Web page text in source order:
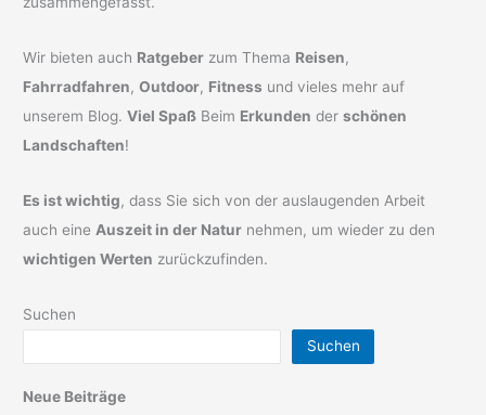
Wir bieten auch Ratgeber zum Thema Reisen,
Fahrradfahren,Outdoor, Fitness und vieles mehr auf
unserem Blog.Viel Spaß Beim Erkunden derschönen
Landschaften!
Es ist wichtig, dass Sie sich von der auslaugenden Arbeit
auch eine Auszeit in der Natur nehmen, um wieder zu den
wichtigen Werten zurückzufinden.
Suchen
Suchen
Neue Beiträge